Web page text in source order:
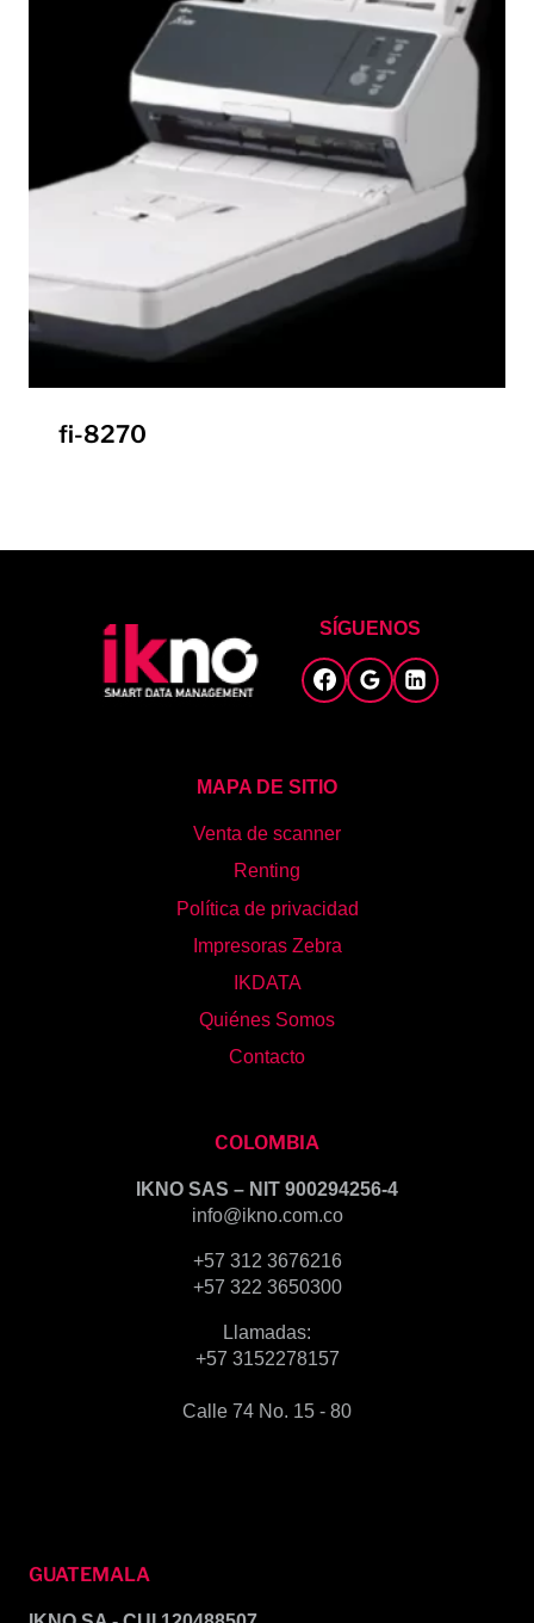
fi-8270
SÍGUENOS
MAPA DE SITIO
Venta de scanner
Renting
Política de privacidad
Impresoras Zebra
IKDATA
Quiénes Somos
Contacto
COLOMBIA
IKNO SAS – NIT 900294256-4
info@ikno.com.co
+57 312 3676216
+57 322 3650300
Llamadas:
+57 3152278157
Calle 74 No. 15 - 80
GUATEMALA